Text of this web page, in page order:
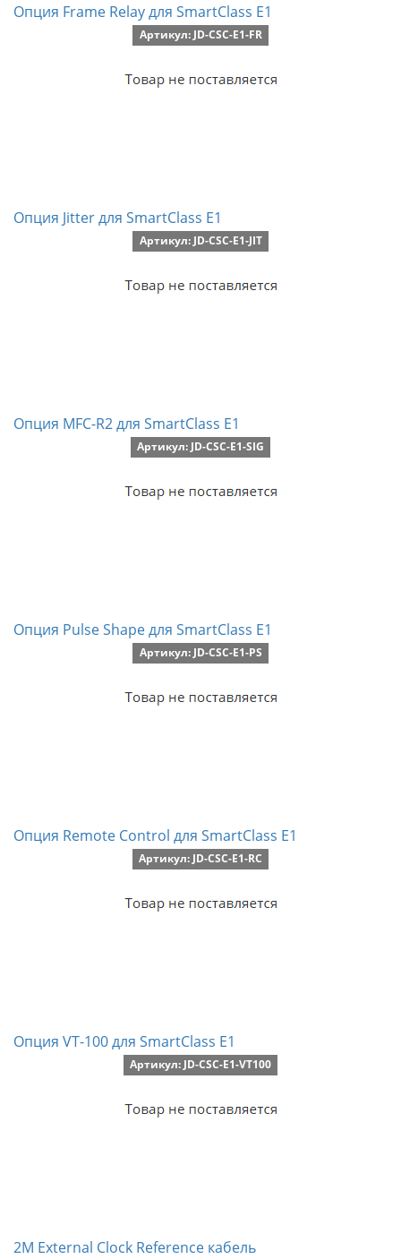
Опция Frame Relay для SmartClass E1
Артикул: JD-CSC-E1-FR
Опция Jitter для SmartClass E1
Артикул: JD-CSC-E1-JIT
Опция MFC-R2 для SmartClass E1
Артикул: JD-CSC-E1-SIG
Опция Pulse Shape для SmartClass E1
Артикул: JD-CSC-E1-PS
Опция Remote Control для SmartClass E1
Артикул: JD-CSC-E1-RC
Опция VT-100 для SmartClass E1
Артикул: JD-CSC-E1-VT100
2M External Clock Reference кабель